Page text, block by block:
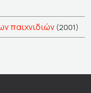
παιχνιδιών (2001)